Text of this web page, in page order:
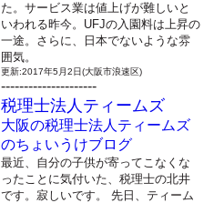
た。サービス業は値上げが難しいと
いわれる昨今。UFJの入園料は上昇の
一途。さらに、日本でないような雰
囲気。
更新:2017年5月2日(大阪市浪速区)
---------------------
税理士法人ティームズ
大阪の税理士法人ティームズ
のちょいうけブログ
最近、自分の子供が寄ってこなくな
ったことに気付いた、税理士の北井
です。寂しいです。 先日、ティーム